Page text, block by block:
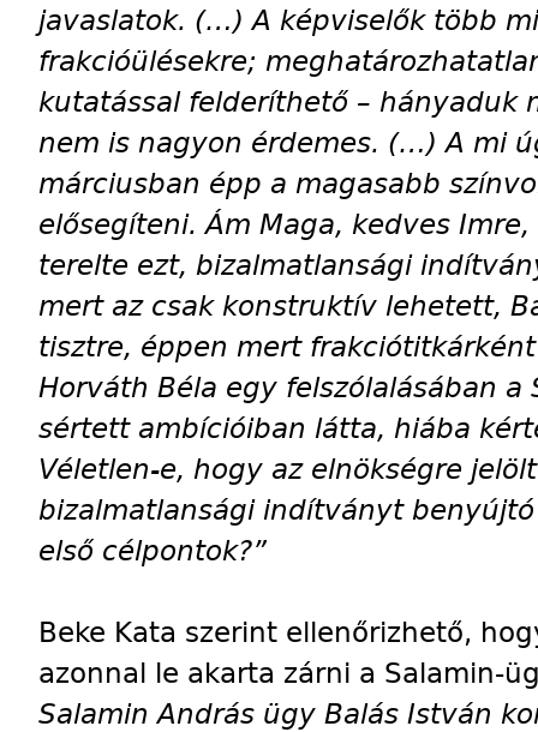
javaslatok. (…) A képviselők több
frakcióülésekre;
kutatással felderíthető – hányaduk
nem is nagyon érdemes. (…) A mi
márciusban épp a magasabb
elősegíteni. Ám Maga, kedves
terelte ezt, bizalmatlansági
mert az csak konstruktív lehetett,
tisztre, éppen mert
Horváth Béla egy felszólalásában
sértett ambícióiban látta, hiába
Véletlen-e, hogy az elnökségre
bizalmatlansági indítványt
első célpontok?”
Beke Kata szerint ellenőrizhető,
azonnal le akarta zárni a Salamin-
Salamin András ügy Balás István